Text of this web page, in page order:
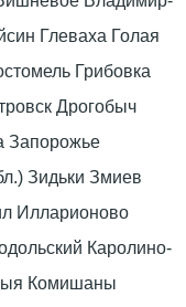
Глеваха Голая
Грибовка
Дрогобыч
Запорожье
Зидьки Змиев
Илларионово
Каролино-
Комишаны